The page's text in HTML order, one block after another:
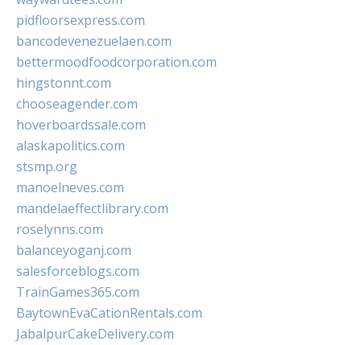
pidfloorsexpress.com
bancodevenezuelaen.com
bettermoodfoodcorporation.com
hingstonnt.com
chooseagender.com
hoverboardssale.com
alaskapolitics.com
stsmp.org
manoelneves.com
mandelaeffectlibrary.com
roselynns.com
balanceyoganj.com
salesforceblogs.com
TrainGames365.com
BaytownEvaCationRentals.com
JabalpurCakeDelivery.com